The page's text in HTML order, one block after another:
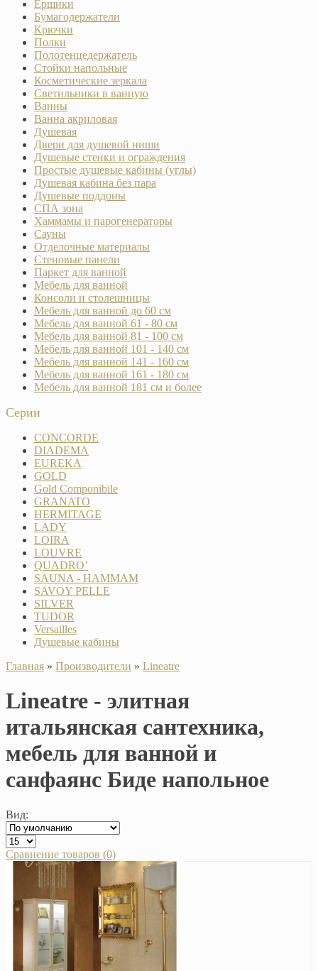
Ёршики
Бумагодержатели
Крючки
Полки
Полотенцедержатель
Стойки напольные
Косметические зеркала
Светильники в ванную
Ванны
Ванна акриловая
Душевая
Двери для душевой ниши
Душевые стенки и ограждения
Простые душевые кабины (углы)
Душевая кабина без пара
Душевые поддоны
СПА зона
Хаммамы и парогенераторы
Сауны
Отделочные материалы
Стеновые панели
Паркет для ванной
Мебель для ванной
Консоли и столешницы
Мебель для ванной до 60 см
Мебель для ванной 61 - 80 см
Мебель для ванной 81 - 100 см
Мебель для ванной 101 - 140 см
Мебель для ванной 141 - 160 см
Мебель для ванной 161 - 180 см
Мебель для ванной 181 см и более
Серии
CONCORDE
DIADEMA
EUREKA
GOLD
Gold Componibile
GRANATO
HERMITAGE
LADY
LOIRA
LOUVRE
QUADRO’
SAUNA - HAMMAM
SAVOY PELLE
SILVER
TUDOR
Versailles
Душевые кабины
Главная » Производители » Lineatre
Lineatre - элитная
итальянская сантехника,
мебель для ванной и
санфаянс Биде напольное
Вид:
Сравнение товаров (0)